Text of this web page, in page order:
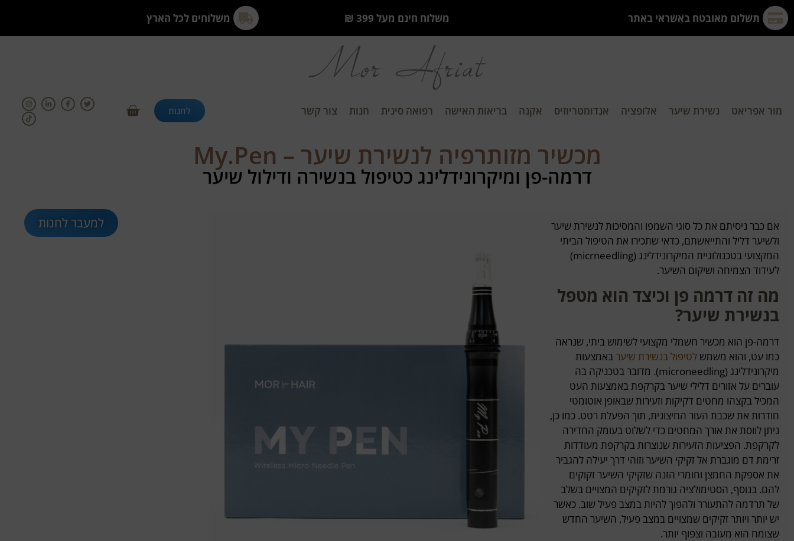
תשלום מאובטח באשראי באתר משלוח חינם מעל 399 ₪ משלוחים לכל הארץ
מור אפריאט נשירת שיער אלופציה אנדומטריוזיס אקנה בריאות האישה רפואה סינית חנות צור קשר לחנות
מכשיר מזותרפיה לנשירת שיער – My.Pen
דרמה-פן ומיקרונידלינג כטיפול בנשירה ודילול שיער
אם כבר ניסיתם את כל סוגי השמפו והמסיכות לנשירת שיער
ולשיער דליל והתייאשתם, כדאי שתכירו את הטיפול הביתי
המקצועי בטכנולוגיית המיקרונידלינג (micrneedling)
לעידוד הצמיחה ושיקום השיער.
מה זה דרמה פן וכיצד הוא מטפל
בנשירת שיער?
דרמה-פן הוא מכשיר חשמלי מקצועי לשימוש ביתי, שנראה
כמו עט, והוא משמש לטיפול בנשירת שיערבאמצעות
מיקרונידלינג (microneedling). מדובר בטכניקה בה
עוברים על אזורים דלילי שיער בקרקפת באמצעות העט
המכיל בקצהו מחטים דקיקות וזעירות שבאופן אוטומטי
חודרות את שכבת העור החיצונית, תוך הפעלת רטט. כמו כן,
ניתן לווסת את אורך המחטים כדי לשלוט בעומק החדירה
לקרקפת. הפציעות הזעירות שנוצרות בקרקפת מעודדות
זרימת דם מוגברת אל זקיקי השיער וזוהי דרך יעילה להגביר
את אספקת החמצן וחומרי הזנה שזקיקי השיער זקוקים
להם. בנוסף, הסטימולציה גורמת לזקיקים המצויים בשלב
של תרדמה להתעורר ולהפוך להיות במצב פעיל שוב. כאשר
יש יותר ויותר זקיקים שמצויים במצב פעיל, השיער החדש
שצומח הוא מעובה וצפוף יותר.
למעבר לחנות